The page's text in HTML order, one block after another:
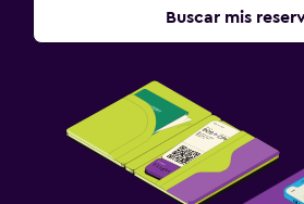
Buscar mis